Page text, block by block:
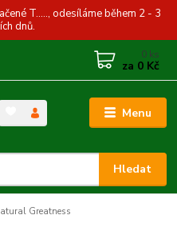
T....., odesíláme během 2 - 3
dnů.
Menu
Hledat
0 ks
za 0 Kč
Greatness